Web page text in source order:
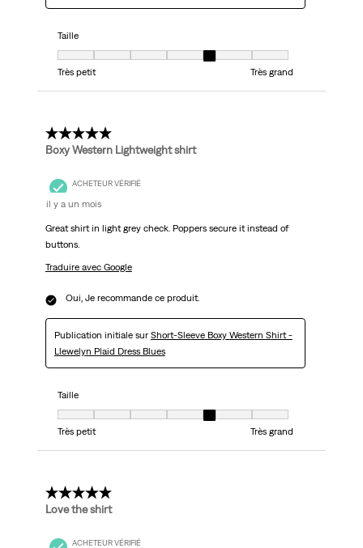
Taille
Taille, 5 sur 7, où 1 est égal à Très petit et 7 est égal à Très grand
Très petit
Très grand
5 étoile(s) sur 5.
Boxy Western Lightweight shirt
ACHETEUR VÉRIFIÉ
il y a un mois
Great shirt in light grey check. Poppers secure it instead of
buttons.
Traduire avec Google
Oui, Je recommande ce produit.
Publication initiale sur Short-Sleeve Boxy Western Shirt -
Llewelyn Plaid Dress Blues
Taille
Taille, 5 sur 7, où 1 est égal à Très petit et 7 est égal à Très grand
Très petit
Très grand
5 étoile(s) sur 5.
Love the shirt
ACHETEUR VÉRIFIÉ